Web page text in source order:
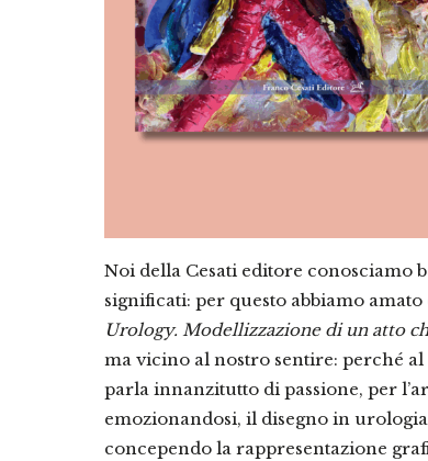
Noi della Cesati editore conosciamo
significati: per questo abbiamo
Urology. Modellizzazione di un atto
ma vicino al nostro sentire: perché
parla innanzitutto di passione, per
emozionandosi, il disegno in
concependo la rappresentazione